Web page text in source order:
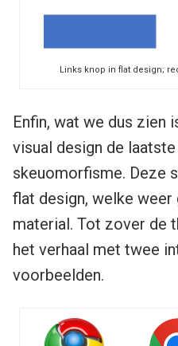
Links knop in flat design;
Enfin, wat we dus zien
visual design de
skeuomorfisme. Deze
flat design, welke
material. Tot zover de
het verhaal met twee
voorbeelden.